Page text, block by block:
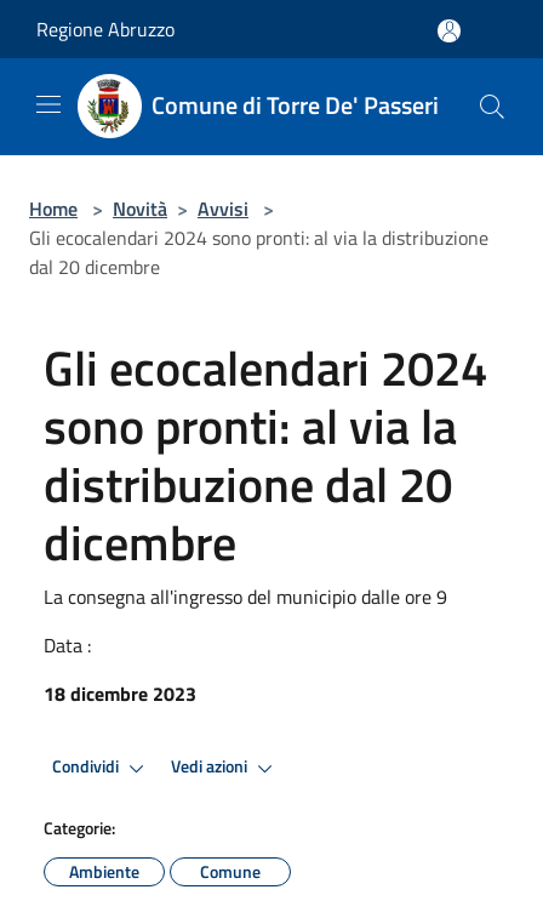
Regione Abruzzo
Comune di Torre De' Passeri
Home > Novità > Avvisi >
Gli ecocalendari 2024 sono pronti: al via la distribuzione
dal 20 dicembre
Gli ecocalendari 2024
sono pronti: al via la
distribuzione dal 20
dicembre
La consegna all'ingresso del municipio dalle ore 9
Data :
18 dicembre 2023
Condividi Vedi azioni
Categorie:
Ambiente
Comune